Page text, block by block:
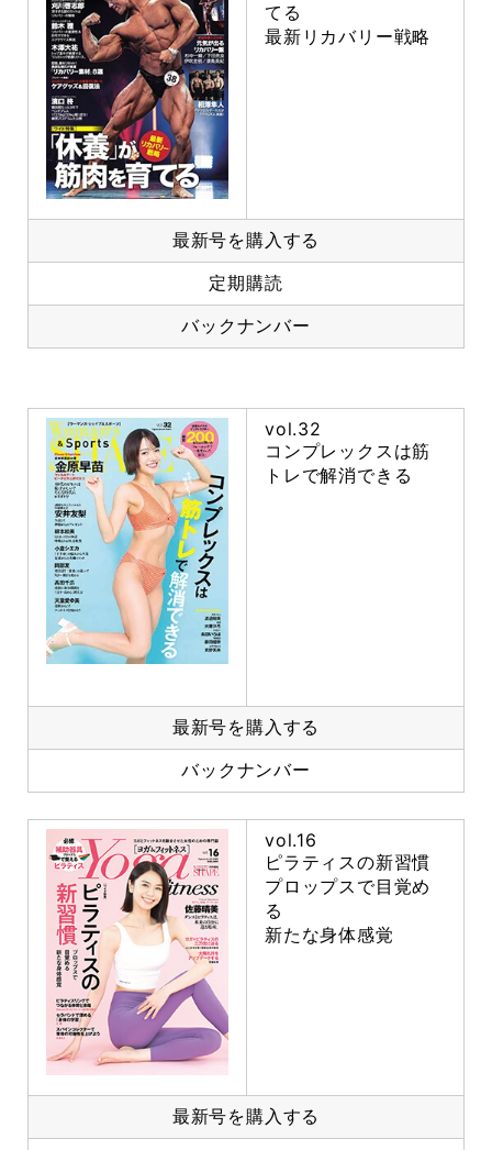
てる
最新リカバリー戦略
最新号を購入する
定期購読
バックナンバー
vol.32
コンプレックスは筋
トレで解消できる
最新号を購入する
バックナンバー
vol.16
ピラティスの新習慣
プロップスで目覚め
る
新たな身体感覚
最新号を購入する